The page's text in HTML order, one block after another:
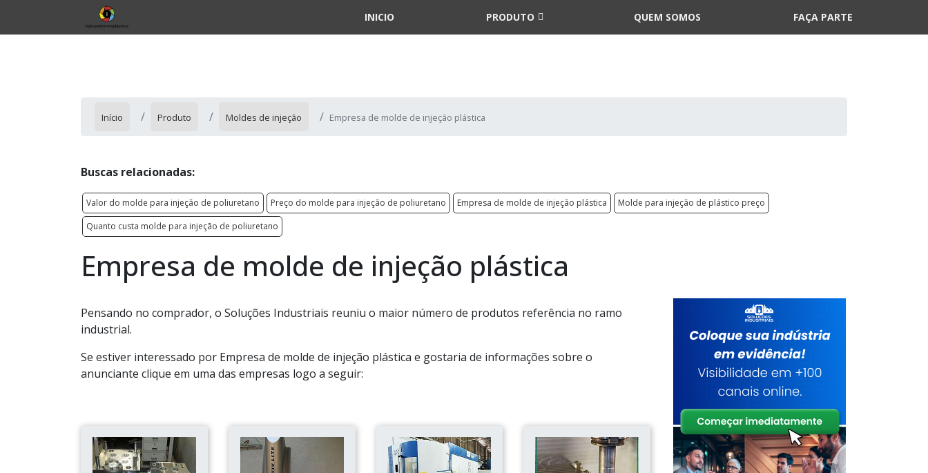
INICIO PRODUTO QUEM SOMOS FAÇA PARTE
Início Produto Moldes de injeção Empresa de molde de injeção plástica
Buscas relacionadas:
Valor do molde para injeção de poliuretano Preço do molde para injeção de poliuretano Empresa de molde de injeção plástica
Molde para injeção de plástico preço
Quanto custa molde para injeção de poliuretano
Empresa de molde de injeção plástica
Pensando no comprador, o Soluções Industriais reuniu o maior número de produtos referência no ramo
industrial.
Se estiver interessado por Empresa de molde de injeção plástica e gostaria de informações sobre o
anunciante clique em uma das empresas logo a seguir: